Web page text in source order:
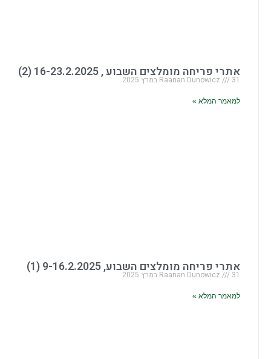
אתרי פריחה מומלצים השבוע , 16-23.2.2025 (2)
Raanan Dunowicz 31 במרץ 2025
למאמר המלא »
אתרי פריחה מומלצים השבוע, 9-16.2.2025 (1)
Raanan Dunowicz 31 במרץ 2025
למאמר המלא »